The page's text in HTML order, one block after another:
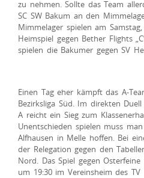
zu nehmen. Sollte das Team
SC SW Bakum an den
Mimmelager spielen am
Heimspiel gegen Bether Flights
spielen die Bakumer gegen SV
Einen Tag eher kämpft das A-
Bezirksliga Süd. Im direkten
A reicht ein Sieg zum
Unentschieden spielen muss
Alfhausen in Melle hoffen. Bei
der Relegation gegen den
Nord. Das Spiel gegen
um 19:30 im Vereinsheim des